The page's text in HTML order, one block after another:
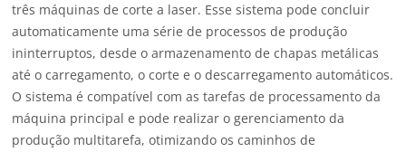
três máquinas de corte a laser. Esse sistema pode concluir
automaticamente uma série de processos de produção
ininterruptos, desde o armazenamento de chapas metálicas
até o carregamento, o corte e o descarregamento automáticos.
O sistema é compatível com as tarefas de processamento da
máquina principal e pode realizar o gerenciamento da
produção multitarefa, otimizando os caminhos de